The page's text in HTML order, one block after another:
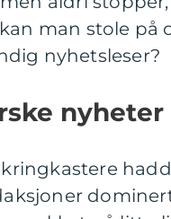
man stole
nyhetsleser?